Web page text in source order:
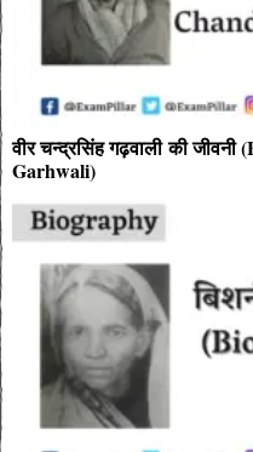
वीर चन्द्रसिंह गढ़वाली की
Garhwali)